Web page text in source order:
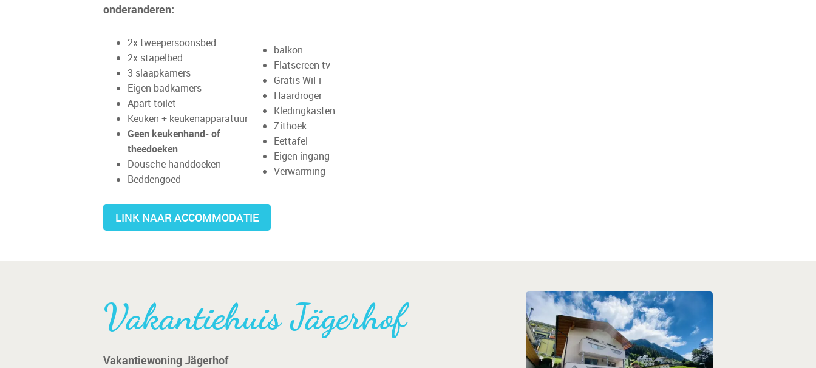
onderanderen:
2x tweepersoonsbed
2x stapelbed
3 slaapkamers
Eigen badkamers
Apart toilet
Keuken + keukenapparatuur
Geen keukenhand- of
theedoeken
Dousche handdoeken
Beddengoed
balkon
Flatscreen-tv
Gratis WiFi
Haardroger
Kledingkasten
Zithoek
Eettafel
Eigen ingang
Verwarming
LINK NAAR ACCOMMODATIE
Vakantiehuis Jägerhof
Vakantiewoning Jägerhof